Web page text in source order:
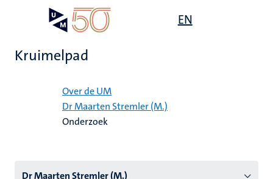
EN
Kruimelpad
Over de UM
Dr Maarten Stremler (M.)
Onderzoek
Dr Maarten Stremler (M.)